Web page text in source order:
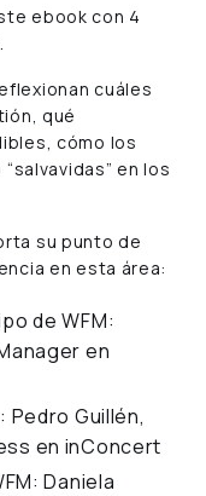
ebook con 4
cuáles
qué
cómo los
en los
su punto de
en esta área:
de WFM:
en
Guillén,
en inConcert
Daniela